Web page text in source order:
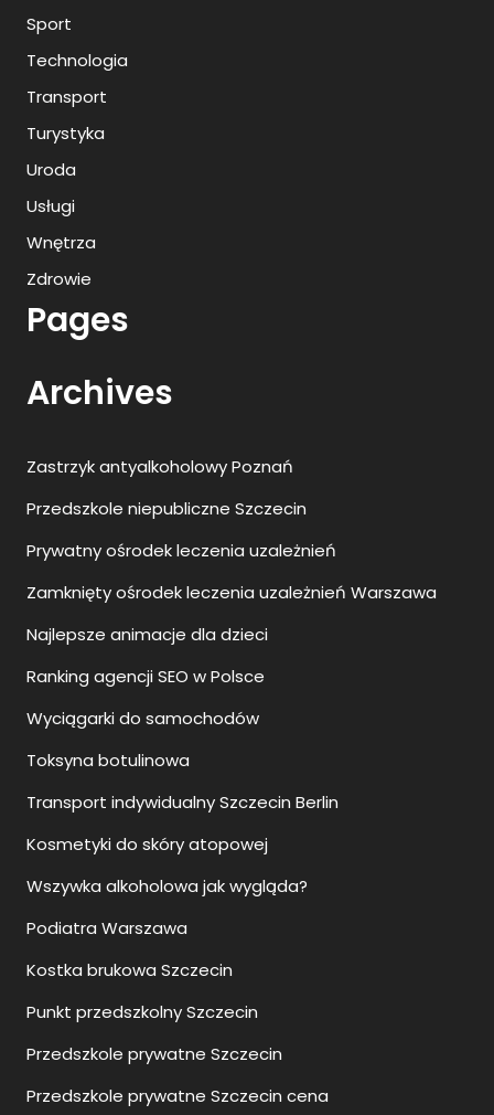
Sport
Technologia
Transport
Turystyka
Uroda
Usługi
Wnętrza
Zdrowie
Pages
Archives
Zastrzyk antyalkoholowy Poznań
Przedszkole niepubliczne Szczecin
Prywatny ośrodek leczenia uzależnień
Zamknięty ośrodek leczenia uzależnień Warszawa
Najlepsze animacje dla dzieci
Ranking agencji SEO w Polsce
Wyciągarki do samochodów
Toksyna botulinowa
Transport indywidualny Szczecin Berlin
Kosmetyki do skóry atopowej
Wszywka alkoholowa jak wygląda?
Podiatra Warszawa
Kostka brukowa Szczecin
Punkt przedszkolny Szczecin
Przedszkole prywatne Szczecin
Przedszkole prywatne Szczecin cena